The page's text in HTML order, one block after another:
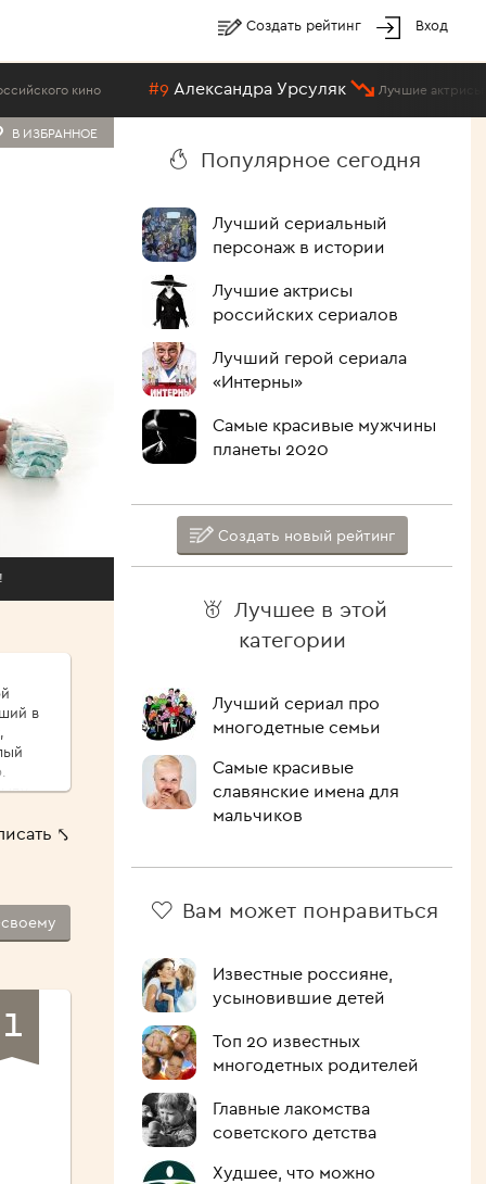
Создать рейтинг Вход
#9 Александра Урсуляк Лучшие актрисы
В ИЗБРАННОЕ
в
⤣
1
Популярное сегодня
Лучший сериальный
персонаж в истории
Лучшие актрисы
российских сериалов
Лучший герой сериала
«Интерны»
Самые красивые мужчины
планеты 2020
Создать новый рейтинг
Лучшее в этой
категории
Лучший сериал про
многодетные семьи
Самые красивые
славянские имена для
мальчиков
Вам может понравиться
Известные россияне,
усыновившие детей
Топ 20 известных
многодетных родителей
Главные лакомства
советского детства
Худшее, что можно